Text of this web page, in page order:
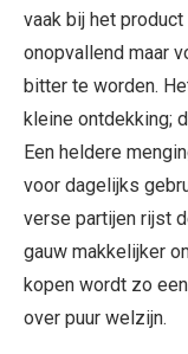
vaak bij het
onopvallend maar
bitter te worden.
kleine ontdekking;
Een heldere
voor dagelijks
verse partijen rijst
gauw makkelijker
kopen wordt zo
over puur welzijn.